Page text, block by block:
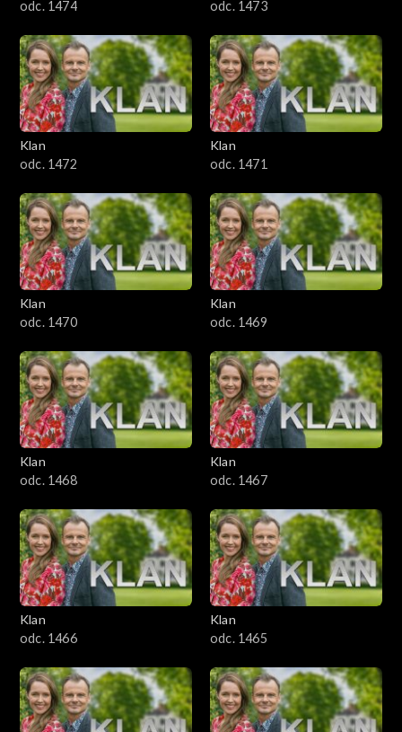
odc. 1474 odc. 1473
Klan
odc. 1472
Klan
odc. 1471
Klan
odc. 1470
Klan
odc. 1469
Klan
odc. 1468
Klan
odc. 1467
Klan
odc. 1466
Klan
odc. 1465